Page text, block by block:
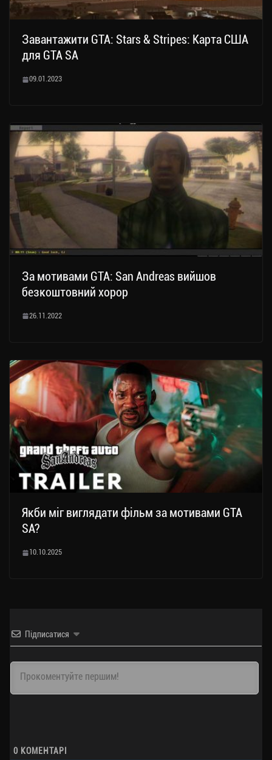
Завантажити GTA: Stars & Stripes: Карта США
для GTA SA
09.01.2023
За мотивами GTA: San Andreas вийшов
безкоштовний хорор
26.11.2022
Якби міг виглядати фільм за мотивами GTA
SA?
10.10.2025
Підписатися
0 КОМЕНТАРІ